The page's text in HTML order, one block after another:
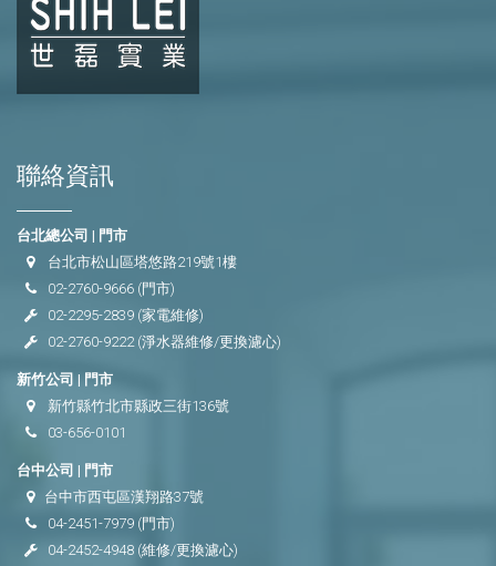
聯絡資訊
台北總公司 | 門市
台北市松山區塔悠路219號1樓
02-2760-9666 (門市)
02-2295-2839 (家電維修)
02-2760-9222 (淨水器維修/更換濾心)
新竹公司 | 門市
新竹縣竹北市縣政三街136號
03-656-0101
台中公司 | 門市
台中市西屯區漢翔路37號
04-2451-7979 (門市)
04-2452-4948 (維修/更換濾心)